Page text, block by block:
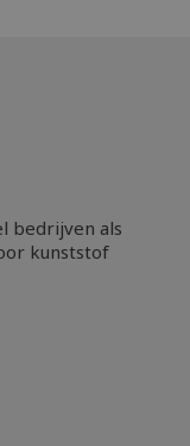
bedrijven als
kunststof